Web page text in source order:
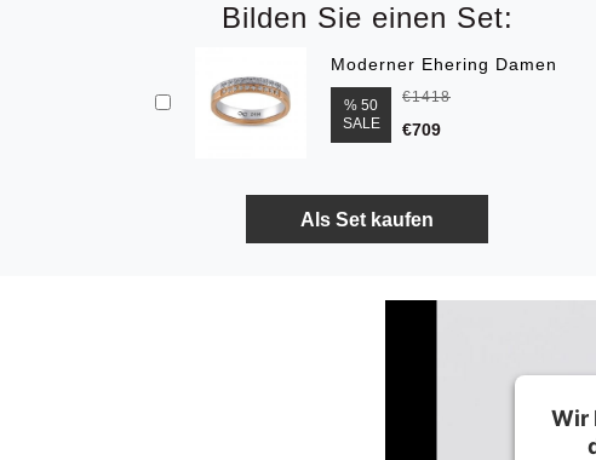
Bilden Sie einen Set:
Moderner Ehering Damen
% 50
SALE
€1418
€709
Wir